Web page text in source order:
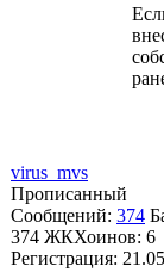
virus_mvs
Прописанный
Сообщений: 374
374 ЖКХоинов: 6
Регистрация: